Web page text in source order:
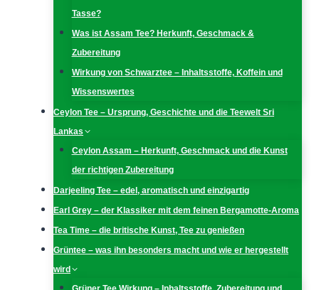
Tasse?
Was ist Assam Tee? Herkunft, Geschmack &
Zubereitung
Wirkung von Schwarztee – Inhaltsstoffe, Koffein und
Wissenswertes
Ceylon Tee – Ursprung, Geschichte und die Teewelt Sri
Lankas
Ceylon Assam – Herkunft, Geschmack und die Kunst
der richtigen Zubereitung
Darjeeling Tee – edel, aromatisch und einzigartig
Earl Grey – der Klassiker mit dem feinen Bergamotte-Aroma
Tea Time – die britische Kunst, Tee zu genießen
Grüntee – was ihn besonders macht und wie er hergestellt
wird